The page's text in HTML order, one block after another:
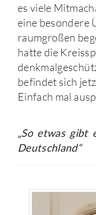
es viele
eine besondere
raumgroßen
hatte die
befindet sich
Einfach mal
„So etwas gibt
Deutschland“